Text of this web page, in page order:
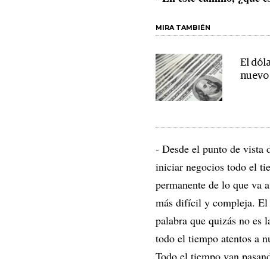
MIRA TAMBIÉN
El
- Desde el punto de vista
iniciar negocios todo el
permanente de lo que va
más difícil y compleja. El
palabra que quizás no es
todo el tiempo atentos a